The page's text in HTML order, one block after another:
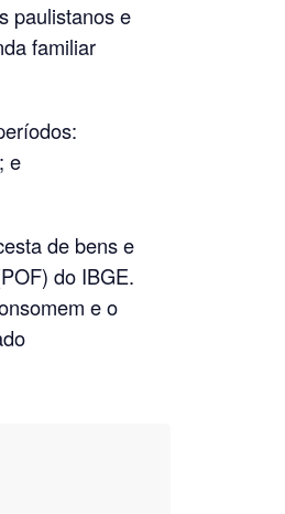
paulistanos e
familiar
e
de bens e
do IBGE.
e o